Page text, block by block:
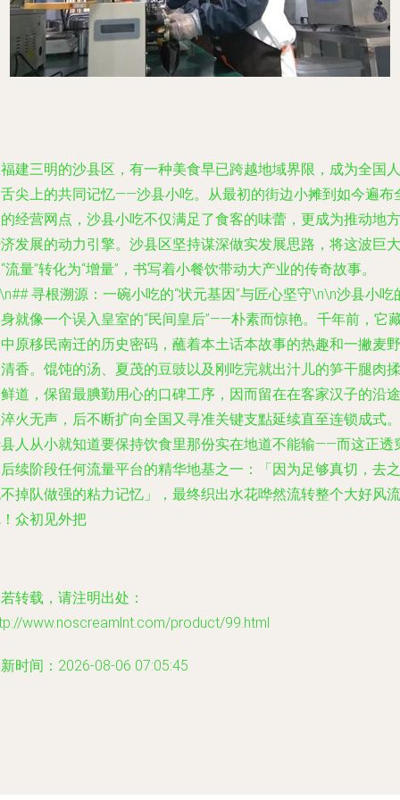
建三明的沙县区，有一种美食早已跨越地域界限，成为全国人
尖上的共同记忆——沙县小吃。从最初的街边小摊到如今遍布
经营网点，沙县小吃不仅满足了食客的味蕾，更成为推动地方
发展的动力引擎。沙县区坚持谋深做实发展思路，将这波巨大
流量”转化为“增量”，书写着小餐饮带动大产业的传奇故事。
寻根溯源：一碗小吃的“状元基因”与匠心坚守\n\n沙县小吃
就像一个误入皇室的“民间皇后”——朴素而惊艳。千年前，它
原移民南迁的历史密码，蘸着本土话本故事的热趣和一撇麦野
香。馄饨的汤、夏茂的豆豉以及刚吃完就出汁儿的笋干腿肉揉
道，保留最腆勤用心的口碑工序，因而留在在客家汉子的沿途
火无声，后不断扩向全国又寻准关键支點延续直至连锁成式。
人从小就知道要保持饮食里那份实在地道不能输——而这正透
续阶段任何流量平台的精华地基之一：「因为足够真切，去之
掉队做强的粘力记忆」，最终织出水花哗然流转整个大好风流
众初见外把
转载，请注明出处：
www.noscreamlnt.com/product/99.html
时间：2026-08-06 07:05:45